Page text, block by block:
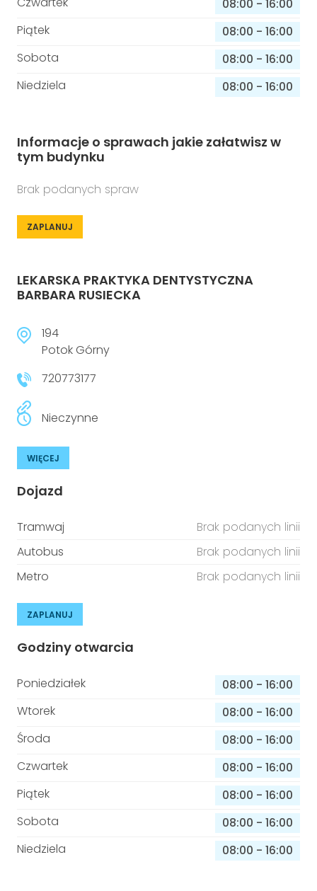
08:00 - 16:00
Piątek
08:00 - 16:00
Sobota
08:00 - 16:00
Niedziela
08:00 - 16:00
Informacje o sprawach jakie załatwisz w
tym budynku
Brak podanych spraw
ZAPLANUJ
LEKARSKA PRAKTYKA DENTYSTYCZNA
BARBARA RUSIECKA
194
Potok Górny
720773177
Nieczynne
WIĘCEJ
Dojazd
Tramwaj
Brak podanych linii
Autobus
Brak podanych linii
Metro
Brak podanych linii
ZAPLANUJ
Godziny otwarcia
Poniedziałek 08:00 - 16:00
Wtorek
08:00 - 16:00
Środa
08:00 - 16:00
Czwartek
08:00 - 16:00
Piątek
08:00 - 16:00
Sobota
08:00 - 16:00
Niedziela
08:00 - 16:00